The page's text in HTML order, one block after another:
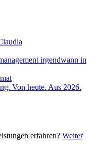
irgendwann in
Von heute. Aus 2026.
erfahren? Weiter